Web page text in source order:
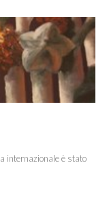
internazionale è stato